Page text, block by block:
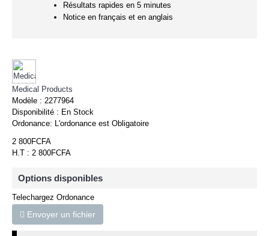
Résultats rapides en 5 minutes
Notice en français et en anglais
Medical Products
Modèle : 2277964
Disponibilité : En Stock
Ordonance: L'ordonance est Obligatoire
2 800FCFA
H.T : 2 800FCFA
Options disponibles
Telechargez Ordonance
Envoyer un fichier